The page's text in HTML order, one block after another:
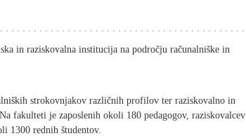
in raziskovalna institucija na področju računalniške in
strokovnjakov različnih profilov ter raziskovalno in
fakulteti je zaposlenih okoli 180 pedagogov, raziskovalcev
1300 rednih študentov.